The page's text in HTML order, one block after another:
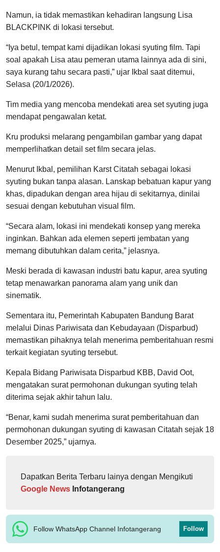
Namun, ia tidak memastikan kehadiran langsung Lisa
BLACKPINK di lokasi tersebut.
“Iya betul, tempat kami dijadikan lokasi syuting film. Tapi
soal apakah Lisa atau pemeran utama lainnya ada di sini,
saya kurang tahu secara pasti,” ujar Ikbal saat ditemui,
Selasa (20/1/2026).
Tim media yang mencoba mendekati area set syuting juga
mendapat pengawalan ketat.
Kru produksi melarang pengambilan gambar yang dapat
memperlihatkan detail set film secara jelas.
Menurut Ikbal, pemilihan Karst Citatah sebagai lokasi
syuting bukan tanpa alasan. Lanskap bebatuan kapur yang
khas, dipadukan dengan area hijau di sekitarnya, dinilai
sesuai dengan kebutuhan visual film.
“Secara alam, lokasi ini mendekati konsep yang mereka
inginkan. Bahkan ada elemen seperti jembatan yang
memang dibutuhkan dalam cerita,” jelasnya.
Meski berada di kawasan industri batu kapur, area syuting
tetap menawarkan panorama alam yang unik dan
sinematik.
Sementara itu, Pemerintah Kabupaten Bandung Barat
melalui Dinas Pariwisata dan Kebudayaan (Disparbud)
memastikan pihaknya telah menerima pemberitahuan resmi
terkait kegiatan syuting tersebut.
Kepala Bidang Pariwisata Disparbud KBB, David Oot,
mengatakan surat permohonan dukungan syuting telah
diterima sejak akhir tahun lalu.
“Benar, kami sudah menerima surat pemberitahuan dan
permohonan dukungan syuting di kawasan Citatah sejak 18
Desember 2025,” ujarnya.
Dapatkan Berita Terbaru lainya dengan Mengikuti
Google News Infotangerang
Follow WhatsApp Channel Infotangerang Follow